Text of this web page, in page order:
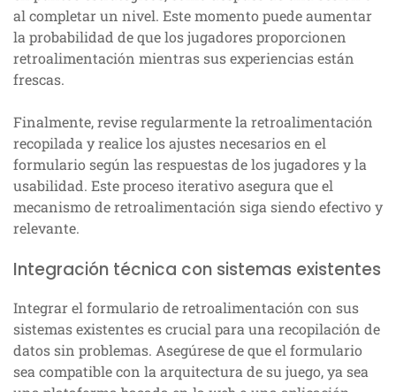
al completar un nivel. Este momento puede aumentar
la probabilidad de que los jugadores proporcionen
retroalimentación mientras sus experiencias están
frescas.
Finalmente, revise regularmente la retroalimentación
recopilada y realice los ajustes necesarios en el
formulario según las respuestas de los jugadores y la
usabilidad. Este proceso iterativo asegura que el
mecanismo de retroalimentación siga siendo efectivo y
relevante.
Integración técnica con sistemas existentes
Integrar el formulario de retroalimentación con sus
sistemas existentes es crucial para una recopilación de
datos sin problemas. Asegúrese de que el formulario
sea compatible con la arquitectura de su juego, ya sea